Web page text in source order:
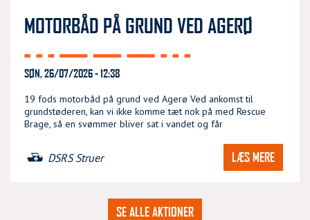
MOTORBÅD PÅ GRUND VED AGERØ
SØN, 26/07/2026 - 12:38
19 fods motorbåd på grund ved Agerø Ved ankomst til
grundstøderen, kan vi ikke komme tæt nok på med Rescue
Brage, så en svømmer bliver sat i vandet og får
DSRS Struer LÆS MERE
SE ALLE AKTIONER